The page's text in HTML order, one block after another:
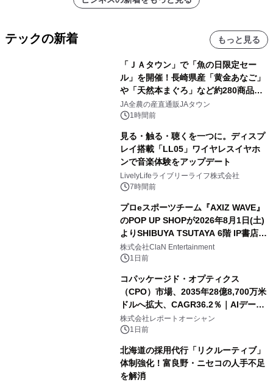
テックの新着 もっと見る
「ＪＡタウン」で「魚の日限定セー
ル」を開催！長崎県産「黄金あなご」
や「天然本まぐろ」など約280商品を
販売！～毎月１０日の定例企画～
JA全農の産直通販JAタウン
1時間前
見る・触る・聴くを一つに。ディスプ
レイ搭載「LL05」ワイヤレスイヤホ
ンで音楽体験をアップデート
LivelyLifeライブリーライフ株式会社
7時間前
プロeスポーツチーム『AXIZ WAVE』
のPOP UP SHOPが2026年8月1日(土)
よりSHIBUYA TSUTAYA 6階 IP書店で
開催決定！！
株式会社ClaN Entertainment
1日前
コパッケージド・オプティクス
（CPO）市場、2035年28億8,700万米
ドルへ拡大、CAGR36.2％｜AIデータ
センター・高速光通信需要が成長を加
速
株式会社レポートオーシャン
1日前
北海道の採用代行「リクルーティブ」
体制強化！富良野・ニセコの人手不足
を解消